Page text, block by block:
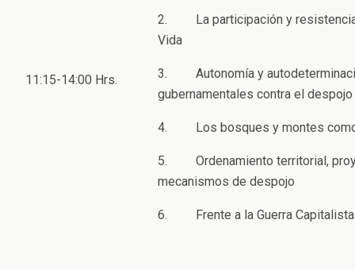
11:15-14:00 Hrs.
2. La participación y resistencia
Vida
3. Autonomía y
gubernamentales contra el despojo
4. Los bosques y montes como
5. Ordenamiento territorial,
mecanismos de despojo
6. Frente a la Guerra Capitalista